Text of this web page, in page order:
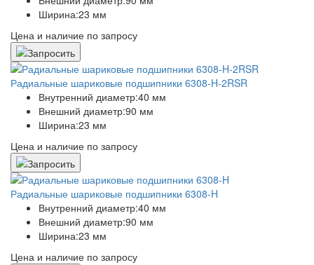
Ширина:23 мм
Цена и наличие по запросу
Радиальные шариковые подшипники 6308-H-2RSR
Внутренний диаметр:40 мм
Внешний диаметр:90 мм
Ширина:23 мм
Цена и наличие по запросу
Радиальные шариковые подшипники 6308-H
Внутренний диаметр:40 мм
Внешний диаметр:90 мм
Ширина:23 мм
Цена и наличие по запросу